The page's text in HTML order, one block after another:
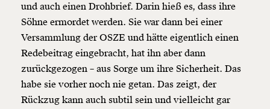
und auch einen Drohbrief. Darin hieß es, dass ihre
Söhne ermordet werden. Sie war dann bei einer
Versammlung der OSZE und hätte eigentlich einen
Redebeitrag eingebracht, hat ihn aber dann
zurückgezogen – aus Sorge um ihre Sicherheit. Das
habe sie vorher noch nie getan. Das zeigt, der
Rückzug kann auch subtil sein und vielleicht gar